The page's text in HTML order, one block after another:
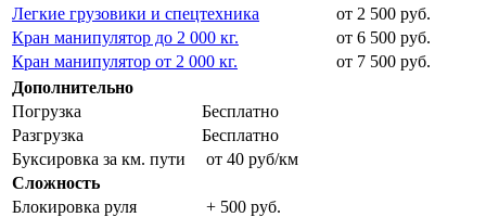
Легкие грузовики и спецтехника
от 2 500 руб.
Кран манипулятор до 2 000 кг.
от 6 500 руб.
Кран манипулятор от 2 000 кг.
от 7 500 руб.
Дополнительно
Погрузка
Бесплатно
Разгрузка
Бесплатно
Буксировка за км. пути
от 40 руб/км
Сложность
Блокировка руля
+ 500 руб.